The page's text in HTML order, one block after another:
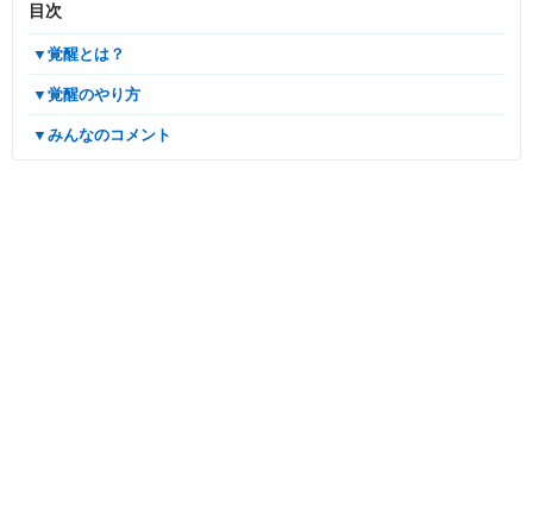
目次
▼覚醒とは？
▼覚醒のやり方
▼みんなのコメント